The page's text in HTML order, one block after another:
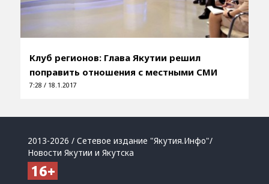
Клуб регионов: Глава Якутии решил
поправить отношения с местными СМИ
7:28 / 18.1.2017
2013-2026 / Сетевое издание "Якутия.Инфо"/
Новости Якутии и Якутска